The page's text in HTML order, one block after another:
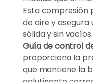
Esta compresión
de aire y
sólida y sin vacíos.
Guía de control
proporciona la
que mantiene la